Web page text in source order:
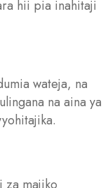
hii pia inahitaji
wateja, na
na aina ya